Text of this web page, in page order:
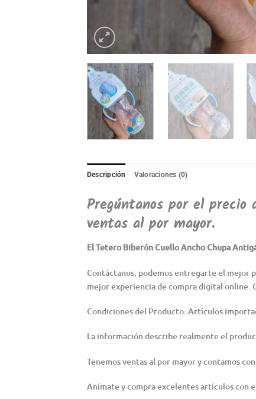
Descripción Valoraciones (0)
Pregúntanos por el precio
ventas al por mayor.
El Tetero Biberón Cuello Ancho Chupa
Contáctanos, podemos entregarte el mejor
mejor experiencia de compra digital online.
Condiciones del Producto: Artículos
La información describe realmente el
Tenemos ventas al por mayor y contamos
Anímate y compra excelentes artículos con